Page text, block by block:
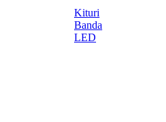
Kituri
Banda
LED